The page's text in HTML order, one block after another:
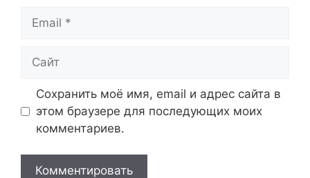
Сохранить моё имя, email и адрес сайта в
этом браузере для последующих моих
комментариев.